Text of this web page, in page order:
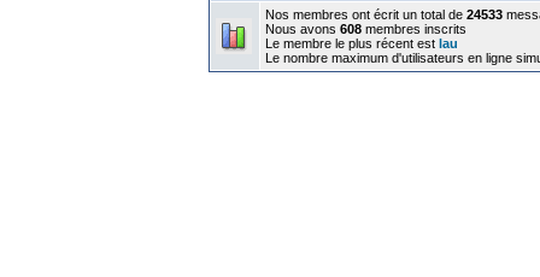
Nos membres ont écrit un total de 24533
Nous avons 608 membres inscrits
Le membre le plus récent est lau
Le nombre maximum d'utilisateurs en ligne